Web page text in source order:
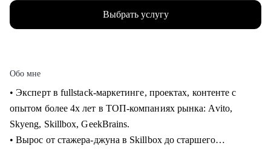
Выбрать услугу
Обо мне
• Эксперт в fullstack-маркетинге, проектах, контенте с
опытом более 4х лет в ТОП-компаниях рынка: Avito,
Skyeng, Skillbox, GeekBrains.
• Вырос от стажера-джуна в Skillbox до старшего